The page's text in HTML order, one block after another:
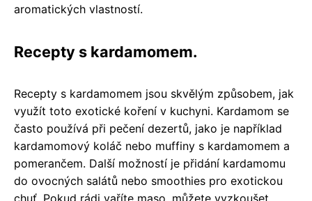
aromatických vlastností.
Recepty s kardamomem.
Recepty s kardamomem jsou skvělým způsobem, jak
využít toto exotické koření v kuchyni. Kardamom se
často používá při pečení dezertů, jako je například
kardamomový koláč nebo muffiny s kardamomem a
pomerančem. Další možností je přidání kardamomu
do ovocných salátů nebo smoothies pro exotickou